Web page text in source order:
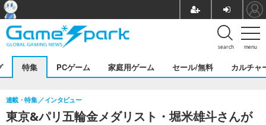
menu
search
特集 PCゲーム 家庭用ゲーム セール/無料 カルチャ
東京&パリ五輪金メダリスト・堀米雄斗さんが
連載・特集 インタビュー